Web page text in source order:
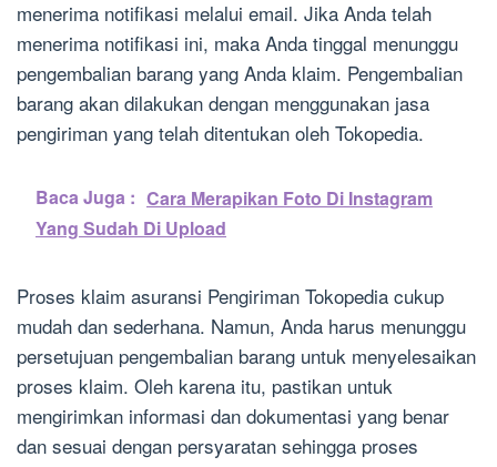
menerima notifikasi melalui email. Jika Anda telah
menerima notifikasi ini, maka Anda tinggal menunggu
pengembalian barang yang Anda klaim. Pengembalian
barang akan dilakukan dengan menggunakan jasa
pengiriman yang telah ditentukan oleh Tokopedia.
Baca Juga : Cara Merapikan Foto Di Instagram
Yang Sudah Di Upload
Proses klaim asuransi Pengiriman Tokopedia cukup
mudah dan sederhana. Namun, Anda harus menunggu
persetujuan pengembalian barang untuk menyelesaikan
proses klaim. Oleh karena itu, pastikan untuk
mengirimkan informasi dan dokumentasi yang benar
dan sesuai dengan persyaratan sehingga proses